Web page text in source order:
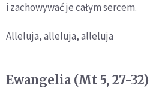
i zachowywać je całym sercem.
Alleluja, alleluja, alleluja
Ewangelia (Mt 5, 27-32)